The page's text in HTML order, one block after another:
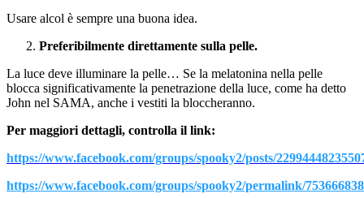
Usare alcol è sempre una buona idea.
Preferibilmente direttamente sulla pelle.
La luce deve illuminare la pelle… Se la melatonina nella pelle
blocca significativamente la penetrazione della luce, come ha detto
John nel SAMA, anche i vestiti la bloccheranno.
Per maggiori dettagli, controlla il link:
https://www.facebook.com/groups/spooky2/posts/
https://www.facebook.com/groups/spooky2/permalink/